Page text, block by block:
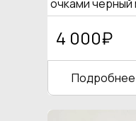
очками черный
4 000₽
Подробнее